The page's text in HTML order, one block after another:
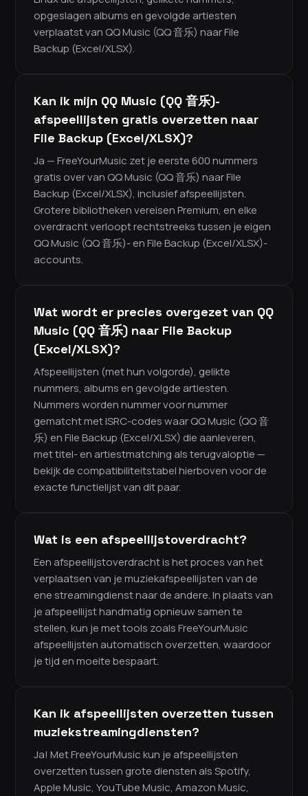
opgeslagen albums en gevolgde artiesten
verplaatst van QQ Music (QQ 音乐) naar File
Backup (Excel/XLSX).
Kan ik mijn QQ Music (QQ 音乐)-
afspeellijsten gratis overzetten naar
File Backup (Excel/XLSX)?
Ja — FreeYourMusic zet je eerste 600 nummers
gratis over van QQ Music (QQ 音乐) naar File
Backup (Excel/XLSX), inclusief afspeellijsten.
Grotere bibliotheken vereisen Premium, en elke
overdracht verloopt rechtstreeks tussen je eigen
QQ Music (QQ 音乐)- en File Backup (Excel/XLSX)-
accounts.
Wat wordt er precies overgezet van QQ
Music (QQ 音乐) naar File Backup
(Excel/XLSX)?
Afspeellijsten (met hun volgorde), gelikte
nummers, albums en gevolgde artiesten.
Nummers worden nummer voor nummer
gematcht met ISRC-codes waar QQ Music (QQ 音
乐) en File Backup (Excel/XLSX) die aanleveren,
met titel- en artiestmatching als terugvaloptie —
bekijk de compatibiliteitstabel hierboven voor de
exacte functielijst van dit paar.
Wat is een afspeellijstoverdracht?
Een afspeellijstoverdracht is het proces van het
verplaatsen van je muziekafspeellijsten van de
ene streamingdienst naar de andere. In plaats van
je afspeellijst handmatig opnieuw samen te
stellen, kun je met tools zoals FreeYourMusic
afspeellijsten automatisch overzetten, waardoor
je tijd en moeite bespaart.
Kan ik afspeellijsten overzetten tussen
muziekstreamingdiensten?
Ja! Met FreeYourMusic kun je afspeellijsten
overzetten tussen grote diensten als Spotify,
Apple Music, YouTube Music, Amazon Music,